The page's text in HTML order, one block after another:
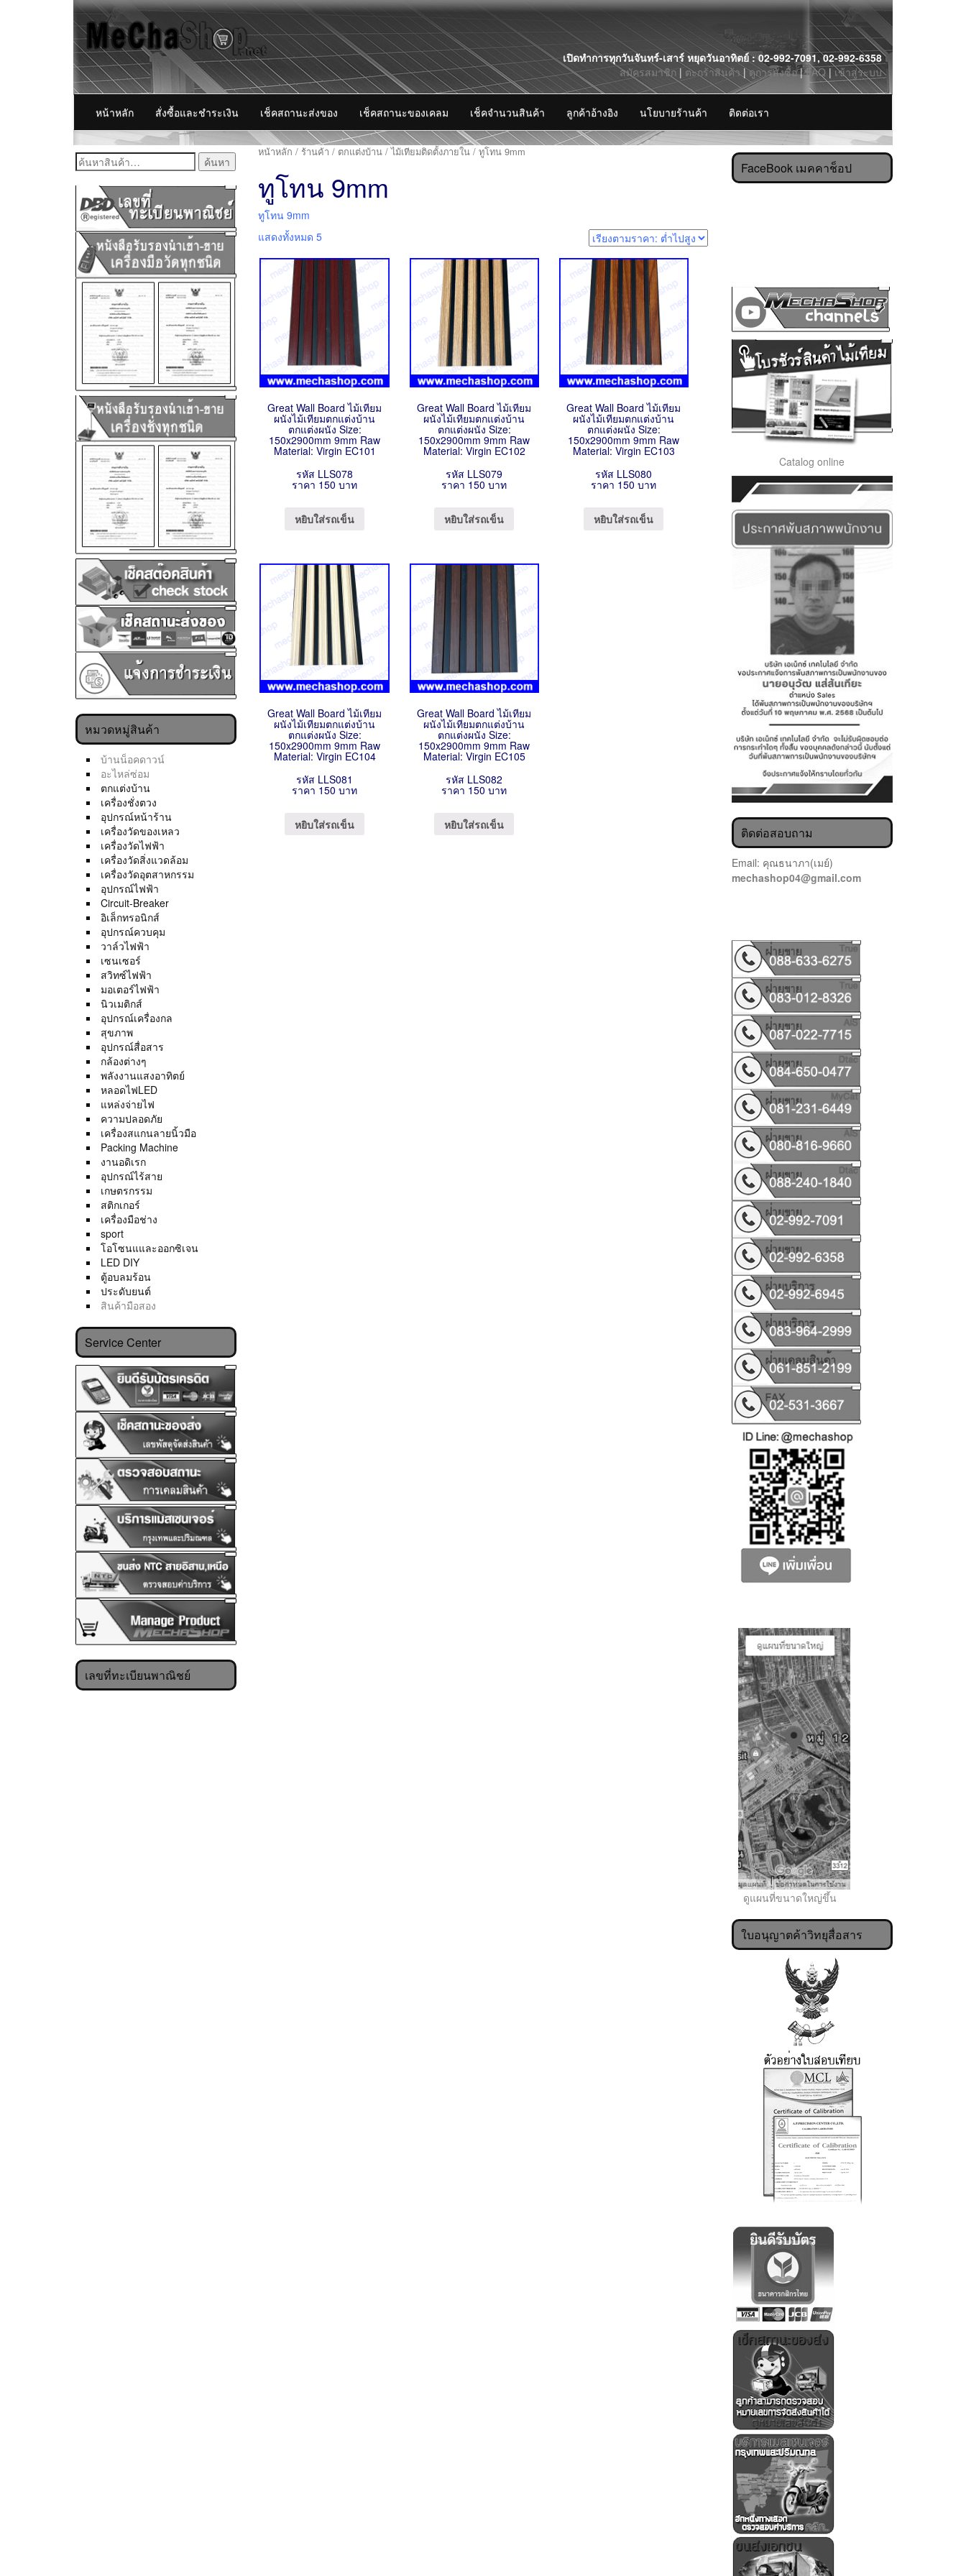
Skip
to
content
เปิดทำการทุกวันจันทร์-เสาร์ หยุดวันอาทิตย์ : 02-992-7091, 02-992-6358
สมัครสมาชิก | ตะกร้าสินค้า|ดูการสั่งซื้อ|FAQ | เข้าสู่ระบบ
หน้าหลัก สั่งซื้อและชำระเงิน เช็คสถานะส่งของ เช็คสถานะของเคลม เช็คจำนวนสินค้า ลูกค้าอ้างอิง นโยบายร้านค้า ติดต่อเรา
ค้นหา:
หมวดหมู่สินค้า
บ้านน็อคดาวน์
อะไหล่ซ่อม
ตกแต่งบ้าน
เครื่องชั่งตวง
อุปกรณ์หน้าร้าน
เครื่องวัดของเหลว
เครื่องวัดไฟฟ้า
เครื่องวัดสิ่งแวดล้อม
เครื่องวัดอุตสาหกรรม
อุปกรณ์ไฟฟ้า
Circuit-Breaker
อิเล็กทรอนิกส์
อุปกรณ์ควบคุม
วาล์วไฟฟ้า
เซนเซอร์
สวิทซ์ไฟฟ้า
มอเตอร์ไฟฟ้า
นิวเมติกส์
อุปกรณ์เครื่องกล
สุขภาพ
อุปกรณ์สื่อสาร
กล้องต่างๆ
พลังงานแสงอาทิตย์
หลอดไฟLED
แหล่งจ่ายไฟ
ความปลอดภัย
เครื่องสแกนลายนิ้วมือ
Packing Machine
งานอดิเรก
อุปกรณ์ไร้สาย
เกษตรกรรม
สติกเกอร์
เครื่องมือช่าง
sport
โอโซนแและออกซิเจน
LED DIY
ตู้อบลมร้อน
ประดับยนต์
สินค้ามือสอง
Service Center
เลขที่ทะเบียนพาณิชย์
หน้าหลัก / ร้านค้า / ตกแต่งบ้าน /ไม้เทียมติดตั้งภายใน / ทูโทน 9mm
ทูโทน 9mm
ทูโทน 9mm
แสดงทั้งหมด 5
Great Wall Board ไม้เทียม
ผนังไม้เทียมตกแต่งบ้าน
ตกแต่งผนัง Size:
150x2900mm 9mm Raw
Material: Virgin EC101
รหัส LLS078
ราคา 150 บาท
หยิบใส่รถเข็น
Great Wall Board ไม้เทียม
ผนังไม้เทียมตกแต่งบ้าน
ตกแต่งผนัง Size:
150x2900mm 9mm Raw
Material: Virgin EC102
รหัส LLS079
ราคา 150 บาท
หยิบใส่รถเข็น
Great Wall Board ไม้เทียม
ผนังไม้เทียมตกแต่งบ้าน
ตกแต่งผนัง Size:
150x2900mm 9mm Raw
Material: Virgin EC103
รหัส LLS080
ราคา 150 บาท
หยิบใส่รถเข็น
Great Wall Board ไม้เทียม
ผนังไม้เทียมตกแต่งบ้าน
ตกแต่งผนัง Size:
150x2900mm 9mm Raw
Material: Virgin EC104
รหัส LLS081
ราคา 150 บาท
หยิบใส่รถเข็น
Great Wall Board ไม้เทียม
ผนังไม้เทียมตกแต่งบ้าน
ตกแต่งผนัง Size:
150x2900mm 9mm Raw
Material: Virgin EC105
รหัส LLS082
ราคา 150 บาท
หยิบใส่รถเข็น
FaceBook เมคคาช็อป
Catalog online
ติดต่อสอบถาม
Email: คุณธนาภา(เมย์)
mechashop04@gmail.com
ดูแผนที่ขนาดใหญ่ขึ้น
ใบอนุญาตค้าวิทยุสื่อสาร